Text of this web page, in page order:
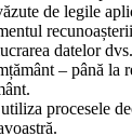
de legile
datelor
– până la
procesele